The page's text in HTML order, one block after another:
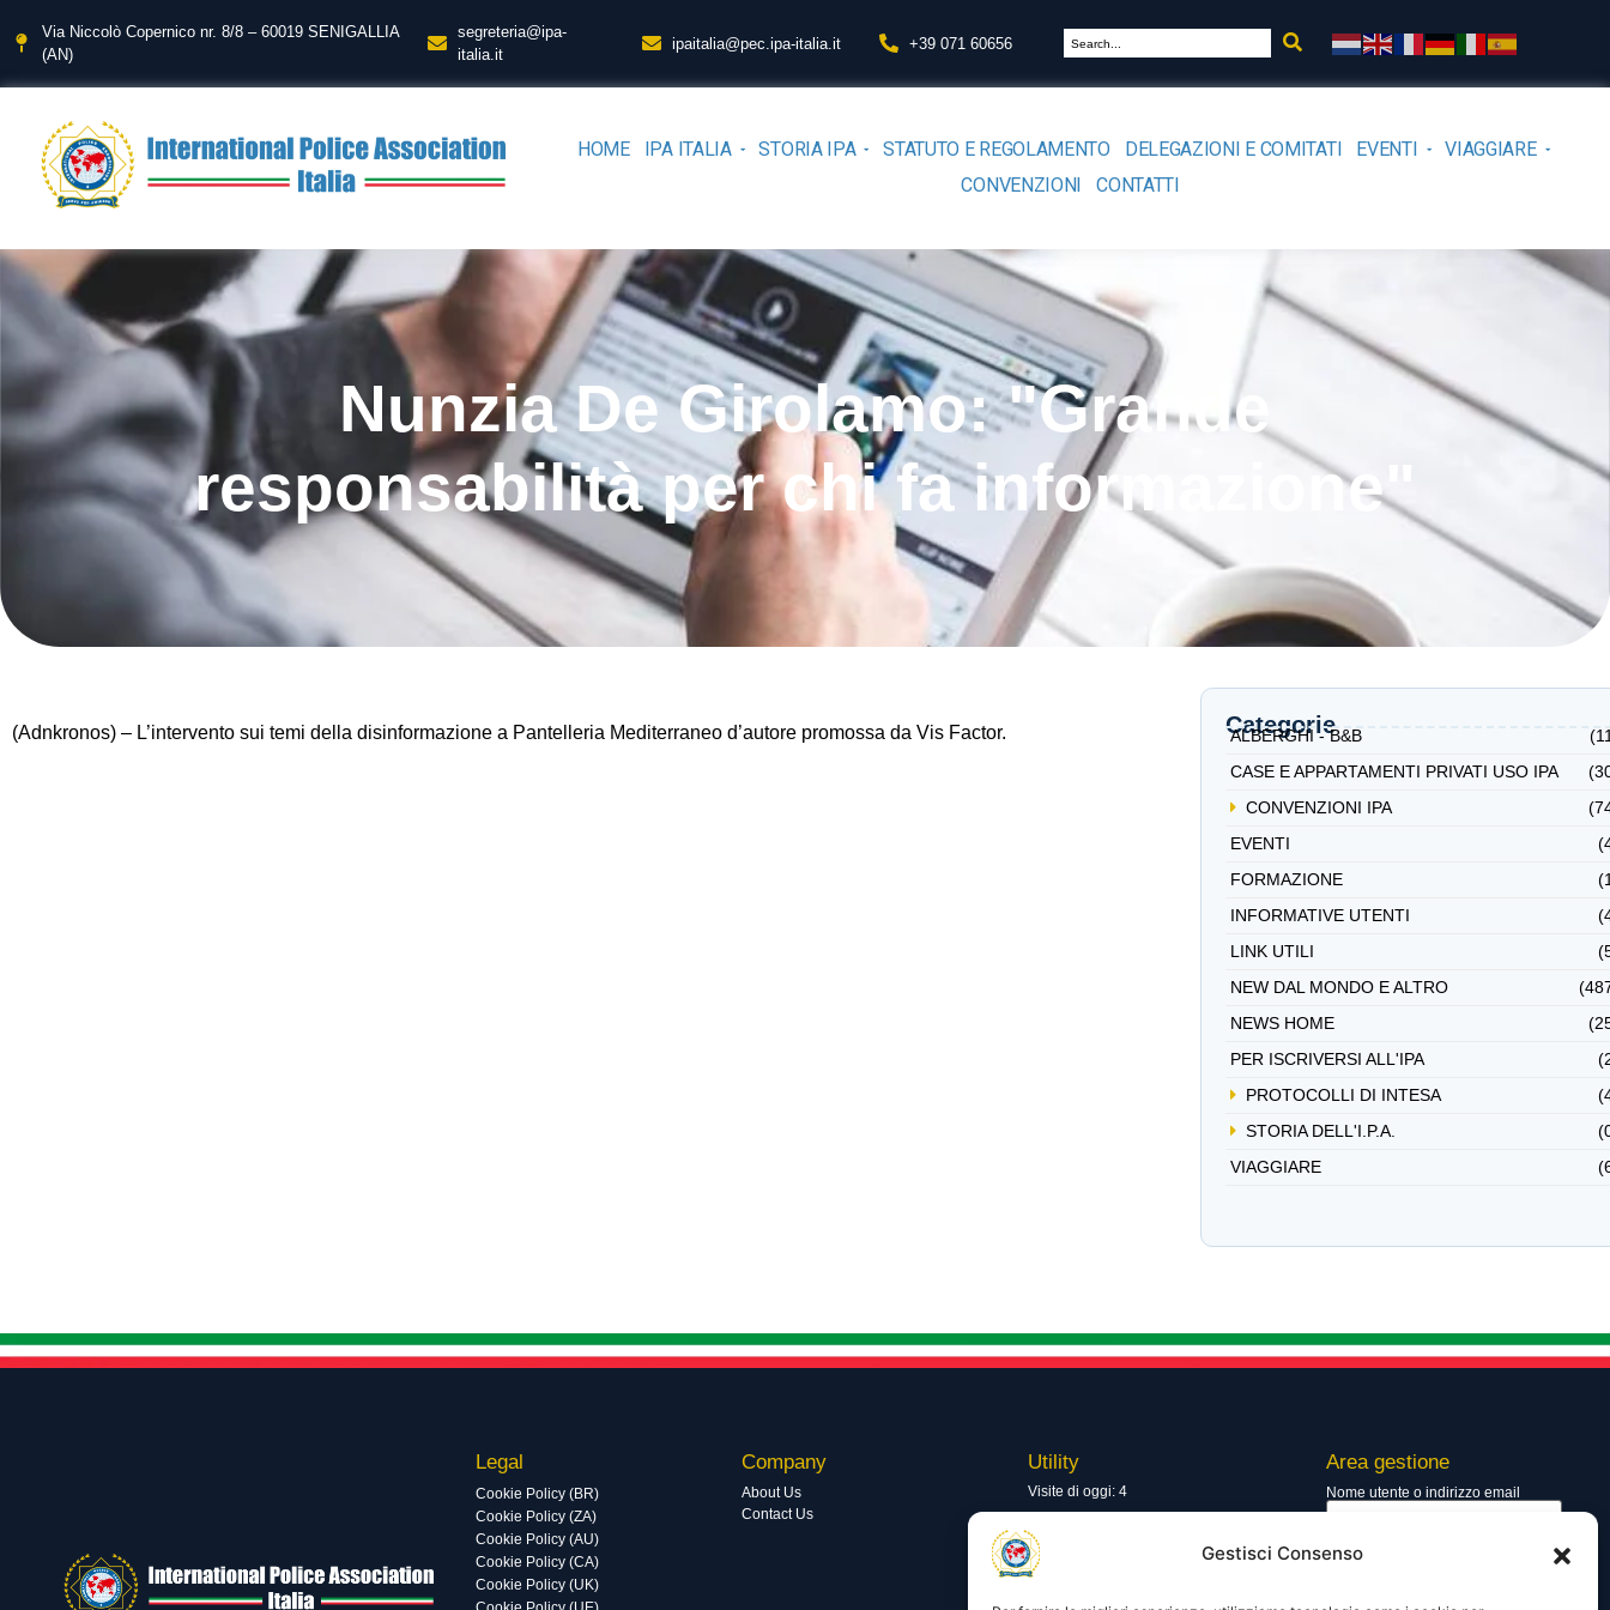
Gestisci Consenso
Via Niccolò Copernico nr. 8/8 – 60019 SENIGALLIA
(AN)
segreteria@ipa-
italia.it
ipaitalia@pec.ipa-italia.it +39 071 60656
HOME IPA ITALIA STORIA IPA STATUTO E REGOLAMENTO DELEGAZIONI E COMITATI EVENTI
VIAGGIARE
CONVENZIONI
CONTATTI
Nunzia De Girolamo: "Grande
responsabilità per chi fa informazione"
(Adnkronos) – L’intervento sui temi della disinformazione a Pantelleria Mediterraneo d’autore promossa da Vis Factor. Categorie
ALBERGHI - B&B
CASE E APPARTAMENTI PRIVATI USO IPA
CONVENZIONI IPA
EVENTI
FORMAZIONE
INFORMATIVE UTENTI
LINK UTILI
NEW DAL MONDO E ALTRO
NEWS HOME
PER ISCRIVERSI ALL'IPA
PROTOCOLLI DI INTESA
STORIA DELL'I.P.A.
VIAGGIARE
Legal
Cookie Policy (BR)
Cookie Policy (ZA)
Cookie Policy (AU)
Cookie Policy (CA)
Cookie Policy (UK)
Company
About Us
Contact Us
Utility
Visite di oggi: 4
Visite totali: 13561
Area gestione
Nome utente o indirizzo email